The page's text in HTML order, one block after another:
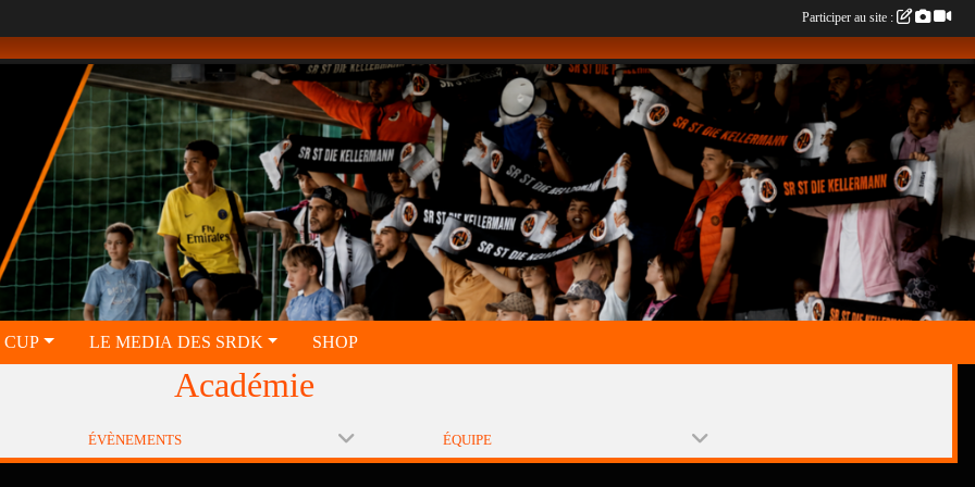
LE MEDIA DES SRDK SHOP
Académie
ÉVÈNEMENTS ÉQUIPE
Participer au site :